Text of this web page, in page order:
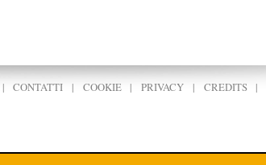
|CONTATTI | COOKIE|PRIVACY | CREDITS|